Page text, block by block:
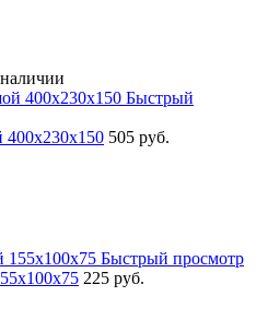
Быстрый
505 руб.
Быстрый просмотр
225 руб.